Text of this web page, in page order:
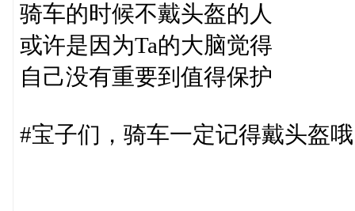
骑车的时候不戴头盔的人
或许是因为Ta的大脑觉得
自己没有重要到值得保护
#宝子们，骑车一定记得戴头盔